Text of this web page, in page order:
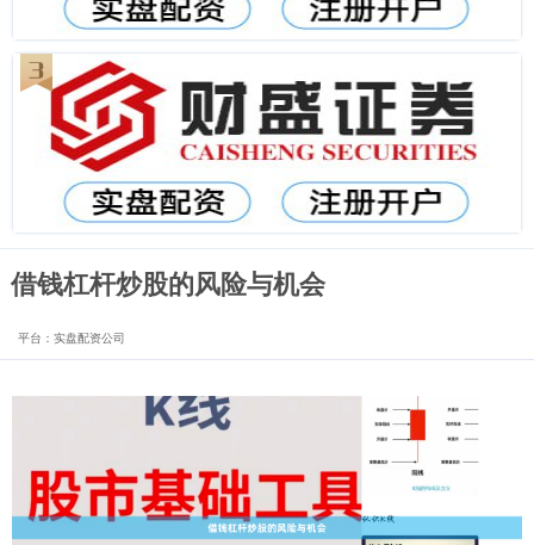
借钱杠杆炒股的风险与机会
平台：实盘配资公司